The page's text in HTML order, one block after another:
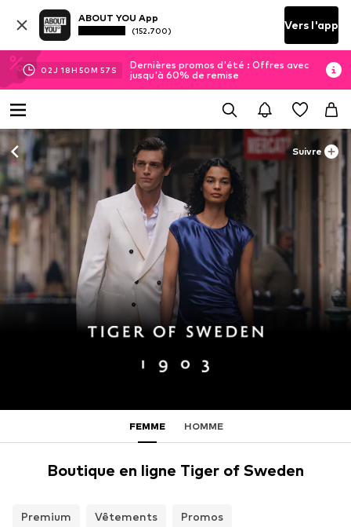
ABOUT YOU App
(152.700) Vers l'app
02J 18H 50M 56 S
Dernières promos d'été : Offres avec
jusqu'à 60% de remise
Suivre
FEMME HOMME
Boutique en ligne Tiger of Sweden
Premium Vêtements Promos